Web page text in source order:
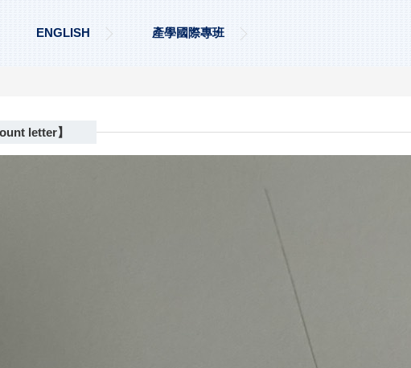
ENGLISH 產學國際專班
letter】